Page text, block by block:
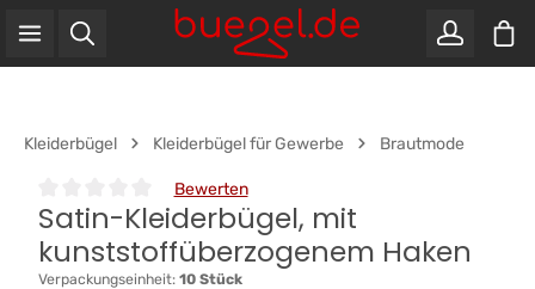
Zum Hauptinhalt springen
Kleiderbügel Kleiderbügel für Gewerbe Brautmode
Durchschnittliche Bewertung von 0 von 5 Sternen
Bewerten
Satin-Kleiderbügel, mit
kunststoffüberzogenem Haken
Verpackungseinheit: 10 Stück